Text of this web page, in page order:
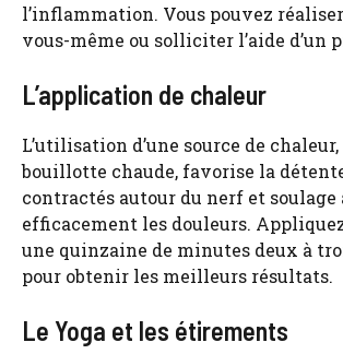
l’inflammation. Vous pouvez
vous-même ou solliciter l’aide d’un
L’application de chaleur
L’utilisation d’une source de
bouillotte chaude, favorise la
contractés autour du nerf et soulage
efficacement les douleurs.
une quinzaine de minutes deux à
pour obtenir les meilleurs résultats.
Le Yoga et les étirements